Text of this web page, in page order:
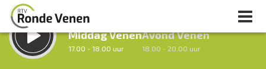
LUISTER LIVE:
Middag Venen
17.00 - 18.00 uur
Avond Venen
18.00 - 20.00 uur